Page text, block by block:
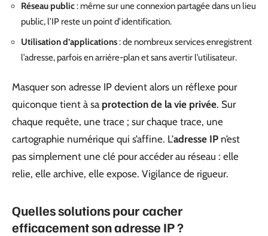
Réseau public: même sur une connexion partagée dans un lieu
public, l’IP reste un point d’identification.
Utilisation d’applications: de nombreux services enregistrent
l’adresse, parfois en arrière-plan et sans avertir l’utilisateur.
Masquer son adresse IP devient alors un réflexe pour
quiconque tient à sa protection de la vie privée. Sur
chaque requête, une trace ; sur chaque trace, une
cartographie numérique qui s’affine. L’adresse IP n’est
pas simplement une clé pour accéder au réseau : elle
relie, elle archive, elle expose. Vigilance de rigueur.
Quelles solutions pour cacher
efficacement son adresse IP ?